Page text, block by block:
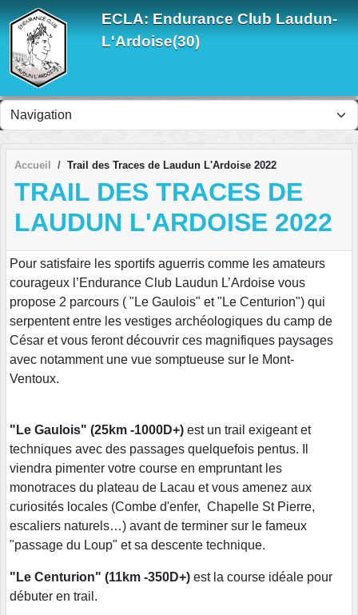
ECLA: Endurance Club Laudun-
L'Ardoise(30)
Accueil Trail des Traces de Laudun L'Ardoise 2022
TRAIL DES TRACES DE
LAUDUN L'ARDOISE 2022
Pour satisfaire les sportifs aguerris comme les amateurs
courageux l’Endurance Club Laudun L’Ardoise vous
propose 2 parcours ( "Le Gaulois" et "Le Centurion") qui
serpentent entre les vestiges archéologiques du camp de
César et vous feront découvrir ces magnifiques paysages
avec notamment une vue somptueuse sur le Mont-
Ventoux.
"Le Gaulois" (25km -1000D+) est un trail exigeant et
techniques avec des passages quelquefois pentus. Il
viendra pimenter votre course en empruntant les
monotraces du plateau de Lacau et vous amenez aux
curiosités locales (Combe d'enfer, Chapelle St Pierre,
escaliers naturels…) avant de terminer sur le fameux
"passage du Loup" et sa descente technique.
"Le Centurion" (11km -350D+) est la course idéale pour
débuter en trail.
Panneau de gestion des cookies